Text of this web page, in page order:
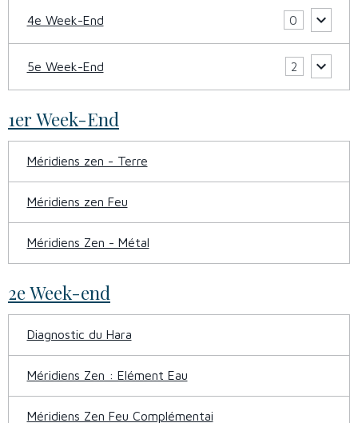
4e Week-End 0
5e Week-End 2
1er Week-End
Méridiens zen - Terre
Méridiens zen Feu
Méridiens Zen - Métal
2e Week-end
Diagnostic du Hara
Méridiens Zen : Elément Eau
Méridiens Zen Feu Complémentai